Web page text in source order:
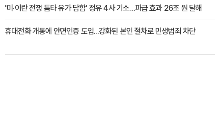
'미·이란 전쟁 틈타 유가 담합' 정유 4사 기소…파급 효과 26조 원 달해
휴대전화 개통에 안면인증 도입...강화된 본인 절차로 민생범죄 차단